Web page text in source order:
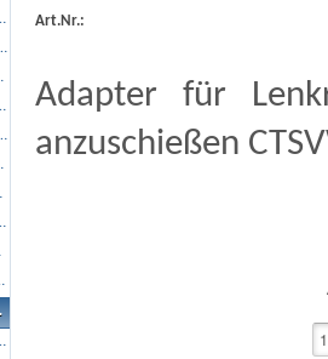
Art.Nr.:
Adapter für
anzuschießen